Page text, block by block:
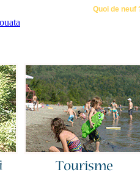
Quoi de neuf